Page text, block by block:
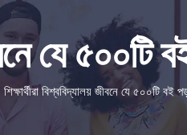
যে
শিক্ষার্থীরা বিশ্ববিদ্যালয় জীবনে যে ৫০০টি বই